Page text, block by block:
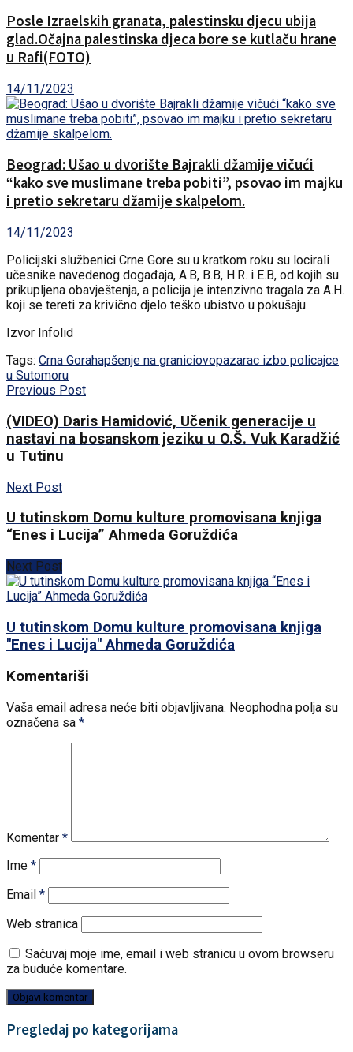
Posle Izraelskih granata, palestinsku djecu ubija
glad.Očajna palestinska djeca bore se kutlaču hrane
u Rafi(FOTO)
14/11/2023
Beograd: Ušao u dvorište Bajrakli džamije vičući
“kako sve muslimane treba pobiti”, psovao im majku
i pretio sekretaru džamije skalpelom.
14/11/2023
Policijski službenici Crne Gore su u kratkom roku su locirali
učesnike navedenog događaja, A.B, B.B, H.R. i E.B, od kojih su
prikupljena obavještenja, a policija je intenzivno tragala za A.H.
koji se tereti za krivično djelo teško ubistvo u pokušaju.
Izvor Infolid
Tags: Crna Gorahapšenje na graniciovopazarac izbo policajce
u Sutomoru
Previous Post
(VIDEO) Daris Hamidović, Učenik generacije u
nastavi na bosanskom jeziku u O.Š. Vuk Karadžić
u Tutinu
Next Post
U tutinskom Domu kulture promovisana knjiga
“Enes i Lucija” Ahmeda Goruždića
Next Post
U tutinskom Domu kulture promovisana knjiga
"Enes i Lucija" Ahmeda Goruždića
Komentariši
Vaša email adresa neće biti objavljivana. Neophodna polja su
označena sa *
Komentar *
Ime *
Email *
Web stranica
Sačuvaj moje ime, email i web stranicu u ovom browseru
za buduće komentare.
Pregledaj po kategorijama